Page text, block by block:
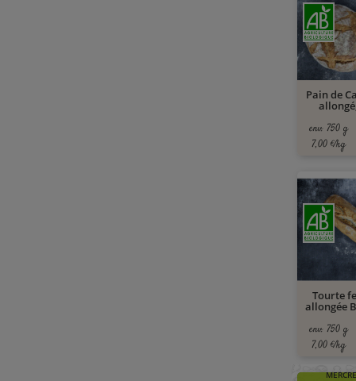
Pain de
env. 750 g
7,00 €/kg
Tourte
allongée
env. 750 g
7,00 €/kg